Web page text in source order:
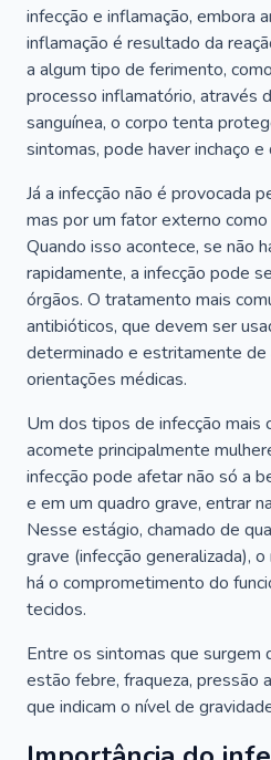
infecção e inflamação, embora
inflamação é resultado da
a algum tipo de ferimento,
processo inflamatório, através
sanguínea, o corpo tenta
sintomas, pode haver inchaço
Já a infecção não é provocada
mas por um fator externo como
Quando isso acontece, se não
rapidamente, a infecção pode
órgãos. O tratamento mais
antibióticos, que devem ser
determinado e estritamente de
orientações médicas.
Um dos tipos de infecção mais
acomete principalmente
infecção pode afetar não só a
e em um quadro grave, entrar
Nesse estágio, chamado de
grave (infecção generalizada),
há o comprometimento do
tecidos.
Entre os sintomas que surgem
estão febre, fraqueza, pressão
que indicam o nível de